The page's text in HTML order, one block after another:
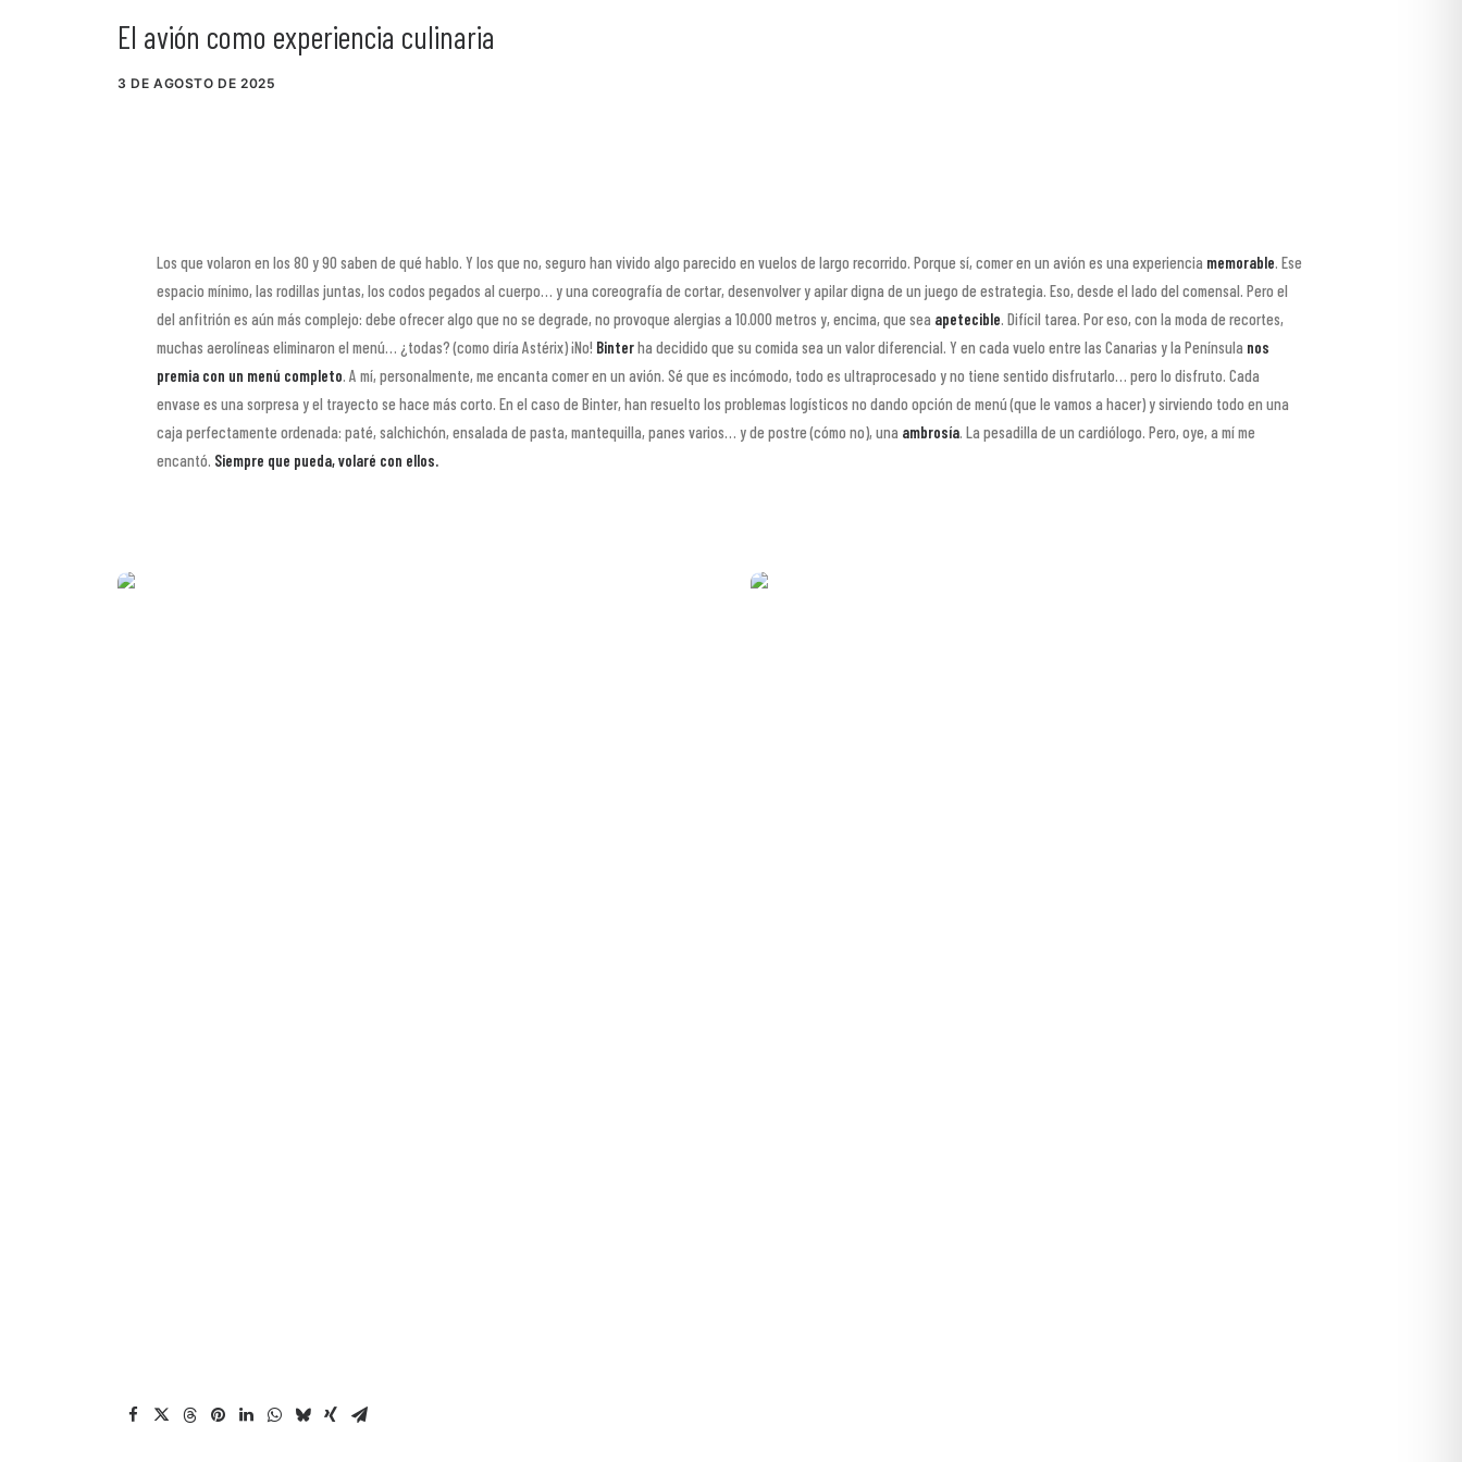
El avión como experiencia culinaria
3 DE AGOSTO DE 2025
Los que volaron en los 80 y 90 saben de qué hablo. Y los que no, seguro han vivido algo parecido en vuelos de largo recorrido. Porque sí, comer en un avión es una experiencia memorable. Ese
espacio mínimo, las rodillas juntas, los codos pegados al cuerpo… y una coreografía de cortar, desenvolver y apilar digna de un juego de estrategia. Eso, desde el lado del comensal. Pero el
del anfitrión es aún más complejo: debe ofrecer algo que no se degrade, no provoque alergias a 10.000 metros y, encima, que sea apetecible. Difícil tarea. Por eso, con la moda de recortes,
muchas aerolíneas eliminaron el menú… ¿todas? (como diría Astérix) ¡No! Binterha decidido que su comida sea un valor diferencial. Y en cada vuelo entre las Canarias y la Península nos
premia con un menú completo. A mí, personalmente, me encanta comer en un avión. Sé que es incómodo, todo es ultraprocesado y no tiene sentido disfrutarlo… pero lo disfruto. Cada
envase es una sorpresa y el trayecto se hace más corto. En el caso de Binter, han resuelto los problemas logísticos no dando opción de menú (que le vamos a hacer) y sirviendo todo en una
caja perfectamente ordenada: paté, salchichón, ensalada de pasta, mantequilla, panes varios… y de postre (cómo no), una ambrosía. La pesadilla de un cardiólogo. Pero, oye, a mí me
encantó. Siempre que pueda, volaré con ellos.